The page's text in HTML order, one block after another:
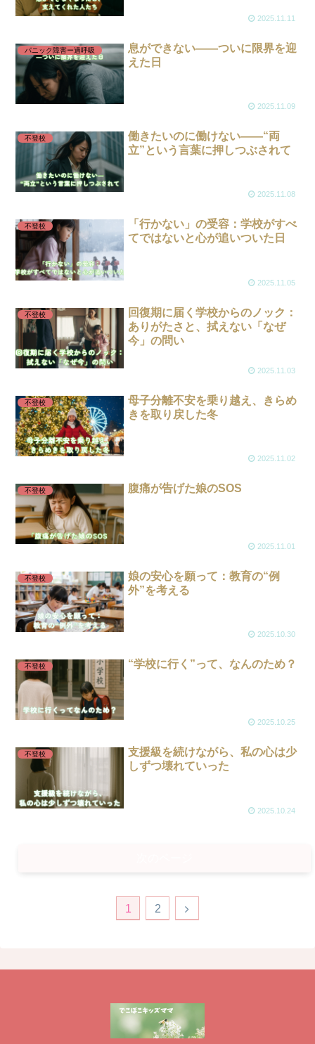
2025.11.11
パニック障害ー過呼吸
息ができない――ついに限界を迎
えた日
2025.11.09
不登校
働きたいのに働けない――“両
立”という言葉に押しつぶされて
2025.11.08
不登校
「行かない」の受容：学校がすべ
てではないと心が追いついた日
2025.11.05
不登校
回復期に届く学校からのノック：
ありがたさと、拭えない「なぜ
今」の問い
2025.11.03
不登校
母子分離不安を乗り越え、きらめ
きを取り戻した冬
2025.11.02
不登校 腹痛が告げた娘のSOS
2025.11.01
不登校
娘の安心を願って：教育の“例
外”を考える
2025.10.30
不登校 “学校に行く”って、なんのため？
2025.10.25
不登校
支援級を続けながら、私の心は少
しずつ壊れていった
2025.10.24
1 2